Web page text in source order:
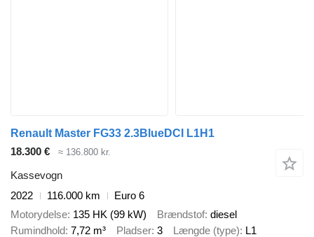
Renault Master FG33 2.3BlueDCI L1H1
18.300 €
≈ 136.800 kr.
Kassevogn
2022
116.000 km
Euro 6
Motorydelse 135 HK (99 kW) Brændstof diesel
Rumindhold 7,72 m³ Pladser 3 Længde (type) L1